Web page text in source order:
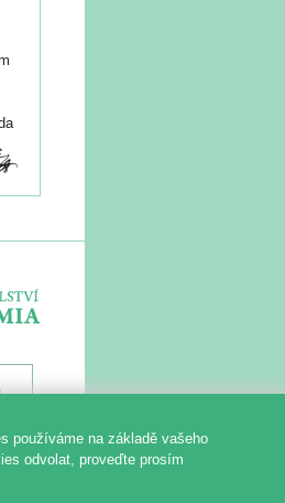
používáme na základě vašeho
odvolat, proveďte prosím